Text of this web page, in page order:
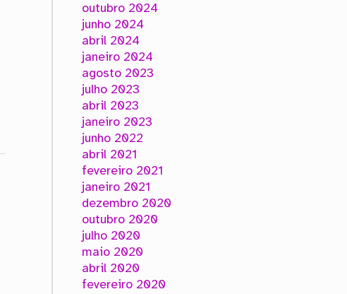
outubro 2024
junho 2024
abril 2024
janeiro 2024
agosto 2023
julho 2023
abril 2023
janeiro 2023
junho 2022
abril 2021
fevereiro 2021
janeiro 2021
dezembro 2020
outubro 2020
julho 2020
maio 2020
abril 2020
fevereiro 2020